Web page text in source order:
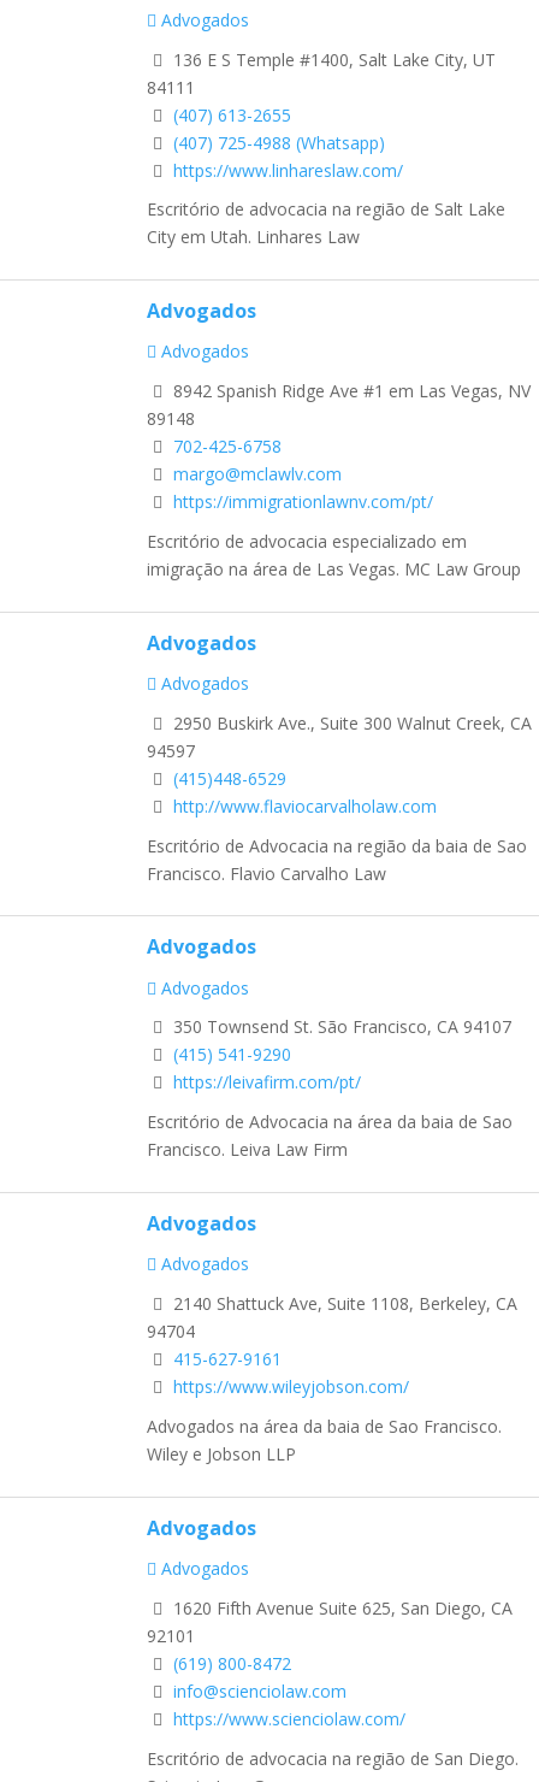
Advogados
136 E S Temple #1400, Salt Lake City, UT
84111
(407) 613-2655
(407) 725-4988 (Whatsapp)
https://www.linhareslaw.com/
Escritório de advocacia na região de Salt Lake
City em Utah. Linhares Law
Advogados
Advogados
8942 Spanish Ridge Ave #1 em Las Vegas, NV
89148
702-425-6758
margo@mclawlv.com
https://immigrationlawnv.com/pt/
Escritório de advocacia especializado em
imigração na área de Las Vegas. MC Law Group
Advogados
Advogados
2950 Buskirk Ave., Suite 300 Walnut Creek, CA
94597
(415)448-6529
http://www.flaviocarvalholaw.com
Escritório de Advocacia na região da baia de Sao
Francisco. Flavio Carvalho Law
Advogados
Advogados
350 Townsend St. São Francisco, CA 94107
(415) 541-9290
https://leivafirm.com/pt/
Escritório de Advocacia na área da baia de Sao
Francisco. Leiva Law Firm
Advogados
Advogados
2140 Shattuck Ave, Suite 1108, Berkeley, CA
94704
415-627-9161
https://www.wileyjobson.com/
Advogados na área da baia de Sao Francisco.
Wiley e Jobson LLP
Advogados
Advogados
1620 Fifth Avenue Suite 625, San Diego, CA
92101
(619) 800-8472
info@scienciolaw.com
https://www.scienciolaw.com/
Escritório de advocacia na região de San Diego.